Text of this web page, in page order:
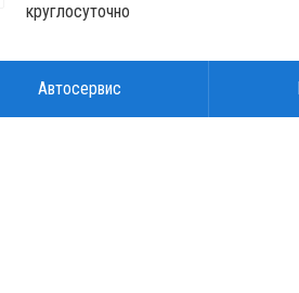
круглосуточно
Автосервис